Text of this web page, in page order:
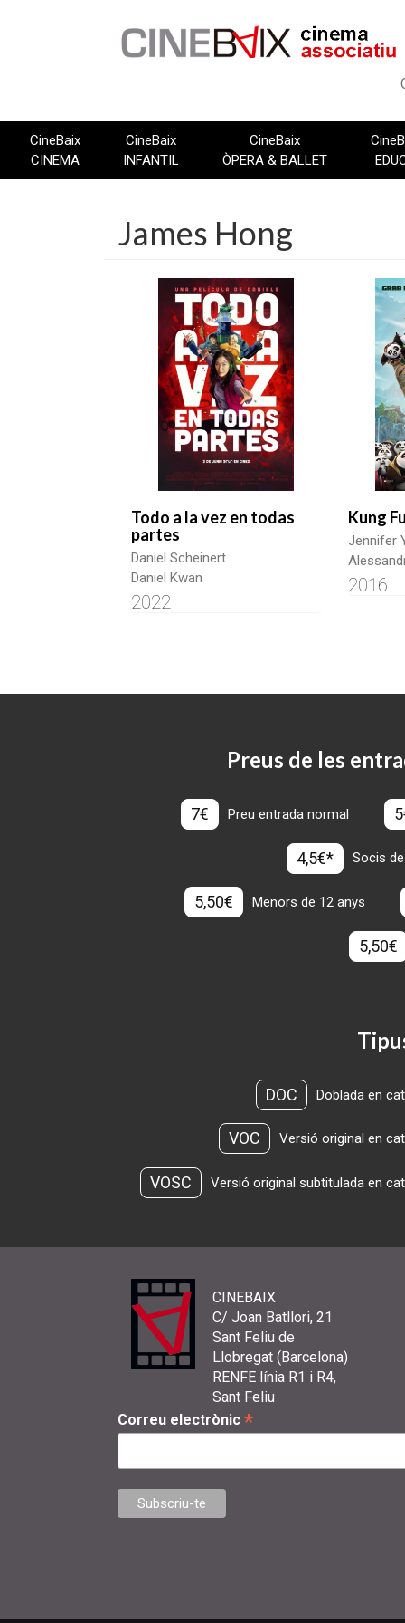
CineBaix
CINEMA
CineBaix
INFANTIL
CineBaix
ÒPERA & BALLET
James Hong
Todo a la vez en todas
partes
Daniel Scheinert
Daniel Kwan
2022
Kung
Jennifer
2016
Preus de les
7€ Preu entrada normal
4,5€* Socis
5,50€ Menors de 12 anys
5,50€
DOC Doblada en
VOC Versió original en
VOSC Versió original subtitulada en
CINEBAIX
C/ Joan Batllori, 21
Sant Feliu de
Llobregat (Barcelona)
RENFE línia R1 i R4,
Sant Feliu
Correu electrònic *